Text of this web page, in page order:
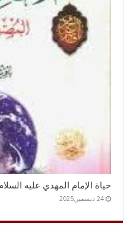
حياة الإمام المهدي عليه
24 ديسمبر,2025